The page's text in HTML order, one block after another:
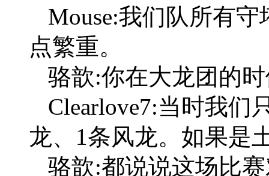
Mouse:我们队所有
点繁重。
骆歆:你在大龙团的
Clearlove7:当时我们
龙、1条风龙。如果是
骆歆:都说说这场比